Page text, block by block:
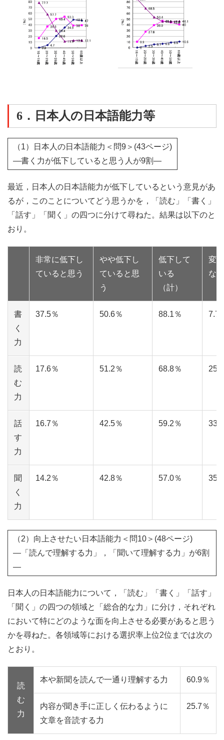
6．日本人の日本語能力等
（1）日本人の日本語能力＜問9＞(43ページ)
―書く力が低下していると思う人が9割―
最近，日本人の日本語能力が低下しているという意見があ
るが，このことについてどう思うかを，「読む」「書く」
「話す」「聞く」の四つに分けて尋ねた。結果は以下のと
おり。
非常に低下し
ていると思う
やや低下し
ていると思
う
低下して
いる
（計）
変
な
書
く
力
37.5％ 50.6％ 88.1％ 7.7
読
む
力
17.6％ 51.2％ 68.8％
話
す
力
16.7％ 42.5％ 59.2％
聞
く
力
14.2％ 42.8％ 57.0％
（2）向上させたい日本語能力＜問10＞(48ページ)
―「読んで理解する力」，「聞いて理解する力」が6割
―
日本人の日本語能力について，「読む」「書く」「話す」
「聞く」の四つの領域と「総合的な力」に分け，それぞれ
において特にどのような面を向上させる必要があると思う
かを尋ねた。各領域等における選択率上位2位までは次の
とおり。
読
む
力
本や新聞を読んで一通り理解する力 60.9％
内容が聞き手に正しく伝わるように
文章を音読する力
25.7％